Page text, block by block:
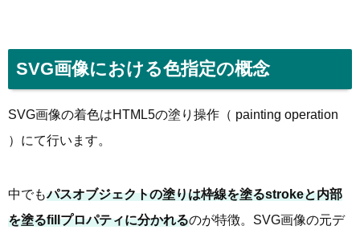
SVG画像における色指定の概念
SVG画像の着色はHTML5の塗り操作（ painting operation
）にて行います。
中でもパスオブジェクトの塗りは枠線を塗るstrokeと内部
を塗るfillプロパティに分かれるのが特徴。SVG画像の元デ